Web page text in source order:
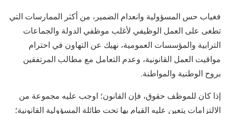
فغياب حس المسؤولية وانعدام الضمير، من أكثر الممارسات التي
تطغى على العمل الوظيفي لأغلب موظفي الدولة والجماعات
الترابية والمؤسسات العمومية، نهيك عن التهاون في احترام
مواقيت العمل القانونية، وعدم التعامل مع مطالب المرتفقين
بروح الوطنية والمواطنة.
إذا كان للموظف حقوق، فإن القانون؛ اوجب عليه مجموعة من
الالتزامات يتعين عليه القيام بها تحت طائلة المسؤولية القانونية؛